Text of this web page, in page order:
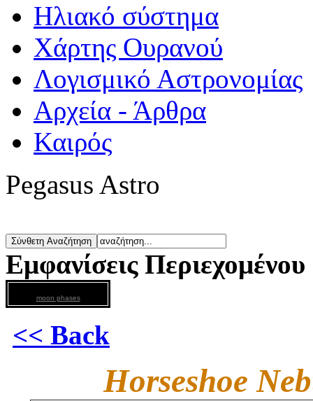
Ηλιακό σύστημα
Χάρτης Ουρανού
Λογισμικό Αστρoνομίας
Αρχεία - Άρθρα
Καιρός
Pegasus Astro
Εμφανίσεις Περιεχομένου
moon phases
<< Back
Horseshoe